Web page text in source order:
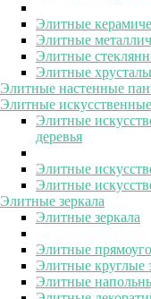
Элитные
Элитные
Элитные
Элитные
Элитные настенные
Элитные
Элитные
деревья
Элитные
Элитные
Элитные зеркала
Элитные зеркала
Элитные
Элитные круглые
Элитные